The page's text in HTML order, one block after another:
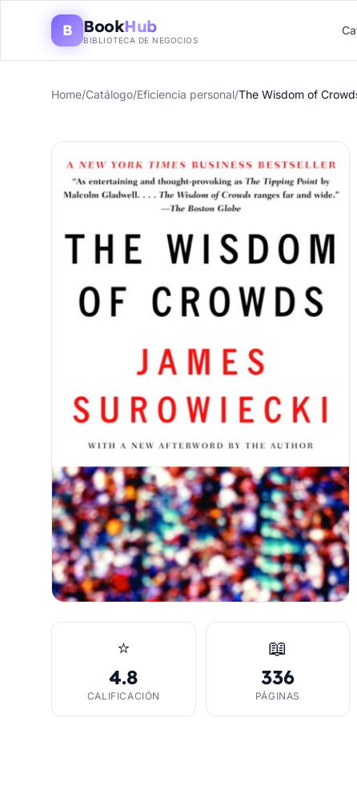
B BookHub
BIBLIOTECA DE NEGOCIOS
Home/Catálogo/Eficiencia personal/The Wisdom of
⭐
4.8
CALIFICACIÓN
📖
336
PÁGINAS